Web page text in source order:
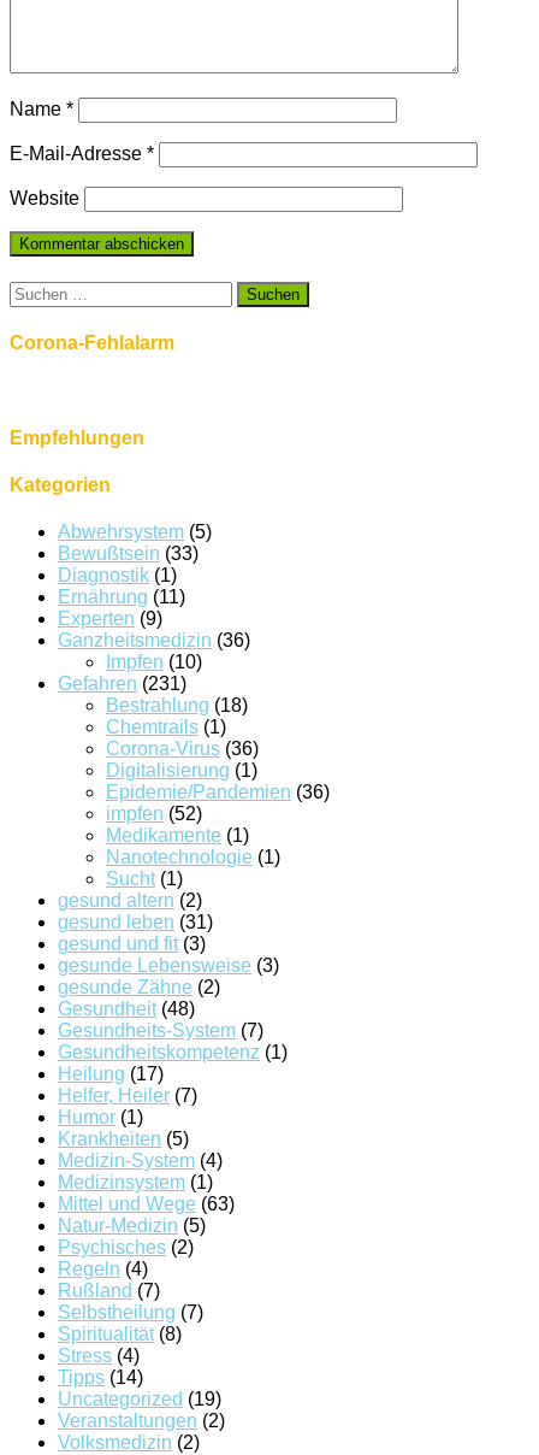
Name *
E-Mail-Adresse *
Website
Suchen
nach:
Corona-Fehlalarm
Empfehlungen
Kategorien
Abwehrsystem (5)
Bewußtsein (33)
Diagnostik (1)
Ernährung (11)
Experten (9)
Ganzheitsmedizin (36)
Impfen (10)
Gefahren (231)
Bestrahlung (18)
Chemtrails (1)
Corona-Virus (36)
Digitalisierung (1)
Epidemie/Pandemien (36)
impfen (52)
Medikamente (1)
Nanotechnologie (1)
Sucht(1)
gesund altern (2)
gesund leben (31)
gesund und fit(3)
gesunde Lebensweise (3)
gesunde Zähne (2)
Gesundheit(48)
Gesundheits-System (7)
Gesundheitskompetenz (1)
Heilung (17)
Helfer, Heiler (7)
Humor (1)
Krankheiten (5)
Medizin-System (4)
Medizinsystem (1)
Mittel und Wege (63)
Natur-Medizin (5)
Psychisches (2)
Regeln (4)
Rußland (7)
Selbstheilung (7)
Spiritualität(8)
Stress (4)
Tipps (14)
Uncategorized (19)
Veranstaltungen (2)
Volksmedizin (2)